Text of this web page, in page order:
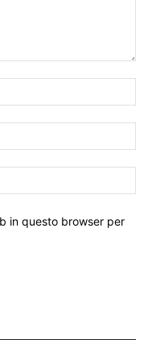
in questo browser per